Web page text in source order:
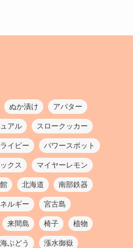
ぬか漬け アバター
アル スロークッカー
イピー パワースポット
クス マイヤーレモン
北海道 南部鉄器
ルギー 宮古島
来間島 椅子 植物
海ぶどう 漲水御嶽